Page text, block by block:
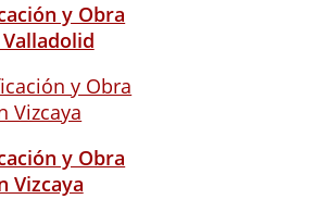
y Obra
y Obra
Vizcaya